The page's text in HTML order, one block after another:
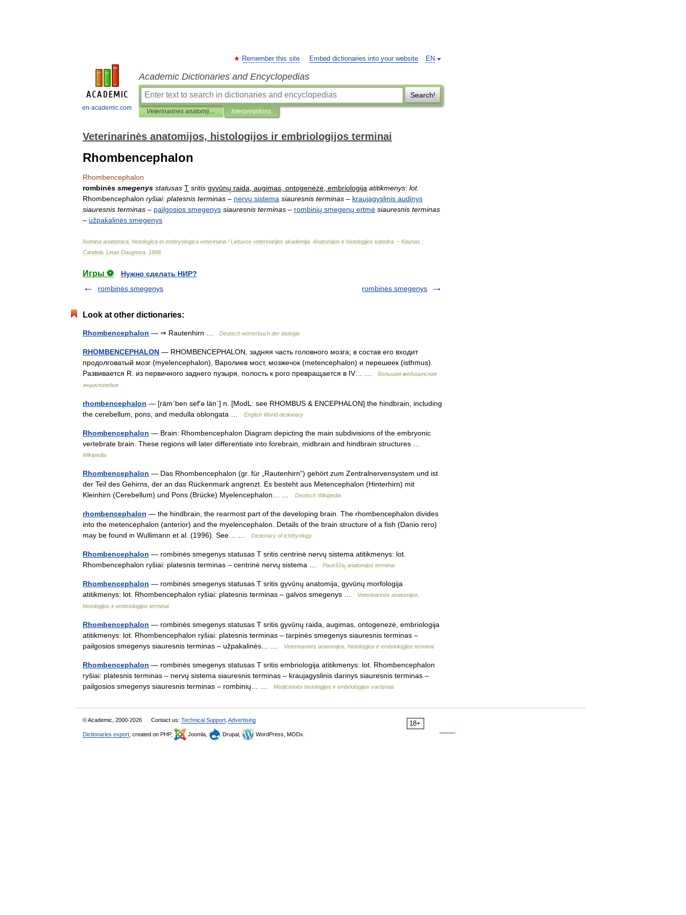
en-academic.com
EN
Remember this site Embed dictionaries into your website
Academic Dictionaries and Encyclopedias
Search!
Veterinarinės anatomijos, histologijos ir embriologijos terminai Interpretations
Veterinarinės anatomijos, histologijos ir embriologijos terminai
Rhombencephalon
Rhombencephalon
rombinės smegenys statusas T sritis gyvūnų raida augimas ontogenezė embriologija atitikmenys: lot.
Rhombencephalon ryšiai: platesnis terminas – nervų sistema siauresnis terminas – kraujagyslinis audinys
siauresnis terminas – pailgosios smegenys siauresnis terminas – rombinių smegenų ertmė siauresnis terminas
– užpakalinės smegenys
Nomina anatomica histologica et embryologica veterinaria /Lietuvos veterinarijos akademija Anatomijos ir histologijos katedra . – Kaunas :
Candela Linas Daugnora 1998
Игры ⚽
Нужно сделать НИР?
rombinės smegenys
rombinės smegenys
Look at other dictionaries:
Rhombencephalon — ⇒ Rautenhirn … Deutsch wörterbuch der biologie
RHOMBENCEPHALON — RHOMBENCEPHALON, задняя часть головного мозга; в состав его входит
продолговатый мозг (myelencephalon), Варолиев мост, мозжечок (metencephalon) и перешеек (isthmus).
Развивается R. из первичного заднего пузыря, полость к рого превращается в IV… …
Большая медицинская
энциклопедия
rhombencephalon — [räm΄ben sef′ə län΄] n. [ModL: see RHOMBUS & ENCEPHALON] the hindbrain, including
the cerebellum, pons, and medulla oblongata …
English World dictionary
Rhombencephalon — Brain: Rhombencephalon Diagram depicting the main subdivisions of the embryonic
vertebrate brain. These regions will later differentiate into forebrain, midbrain and hindbrain structures …
Wikipedia
Rhombencephalon — Das Rhombencephalon (gr. für „Rautenhirn“) gehört zum Zentralnervensystem und ist
der Teil des Gehirns, der an das Rückenmark angrenzt. Es besteht aus Metencephalon (Hinterhirn) mit
Kleinhirn (Cerebellum) und Pons (Brücke) Myelencephalon… …
Deutsch Wikipedia
rhombencephalon — the hindbrain, the rearmost part of the developing brain. The rhombencephalon divides
into the metencephalon (anterior) and the myelencephalon. Details of the brain structure of a fish (Danio rero)
may be found in Wullimann et al. (1996). See… …
Dictionary of ichthyology
Rhombencephalon — rombinės smegenys statusas T sritis centrinė nervų sistema atitikmenys: lot.
Rhombencephalon ryšiai: platesnis terminas – centrinė nervų sistema …
Paukščių anatomijos terminai
Rhombencephalon — rombinės smegenys statusas T sritis gyvūnų anatomija, gyvūnų morfologija
atitikmenys: lot. Rhombencephalon ryšiai: platesnis terminas – galvos smegenys …
Veterinarinės anatomijos,
histologijos ir embriologijos terminai
Rhombencephalon — rombinės smegenys statusas T sritis gyvūnų raida, augimas, ontogenezė, embriologija
atitikmenys: lot. Rhombencephalon ryšiai: platesnis terminas – tarpinės smegenys siauresnis terminas –
pailgosios smegenys siauresnis terminas – užpakalinės… …
Veterinarinės anatomijos, histologijos ir embriologijos terminai
Rhombencephalon — rombinės smegenys statusas T sritis embriologija atitikmenys: lot. Rhombencephalon
ryšiai: platesnis terminas – nervų sistema siauresnis terminas – kraujagyslinis darinys siauresnis terminas –
pailgosios smegenys siauresnis terminas – rombinių… …
Medicininės histologijos ir embriologijos vardynas
18+
© Academic, 2000-2026 Contact us: Technical Support Advertising
Dictionaries export , created on PHP, Joomla, Drupal, WordPress, MODx.